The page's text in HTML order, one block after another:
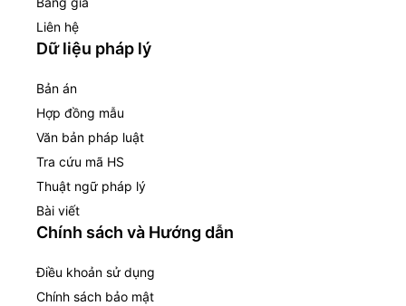
Liên hệ
Dữ liệu pháp lý
Bản án
Hợp đồng mẫu
Văn bản pháp luật
Tra cứu mã HS
Thuật ngữ pháp lý
Bài viết
Chính sách và Hướng dẫn
Điều khoản sử dụng
Chính sách bảo mật